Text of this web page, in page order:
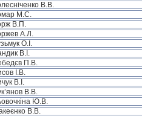
В.В.
М.С.
В.П.
А.Л.
О.І.
В.І.
П.В.
І.В.
В.І.
В.В.
Ю.В.
В.В.